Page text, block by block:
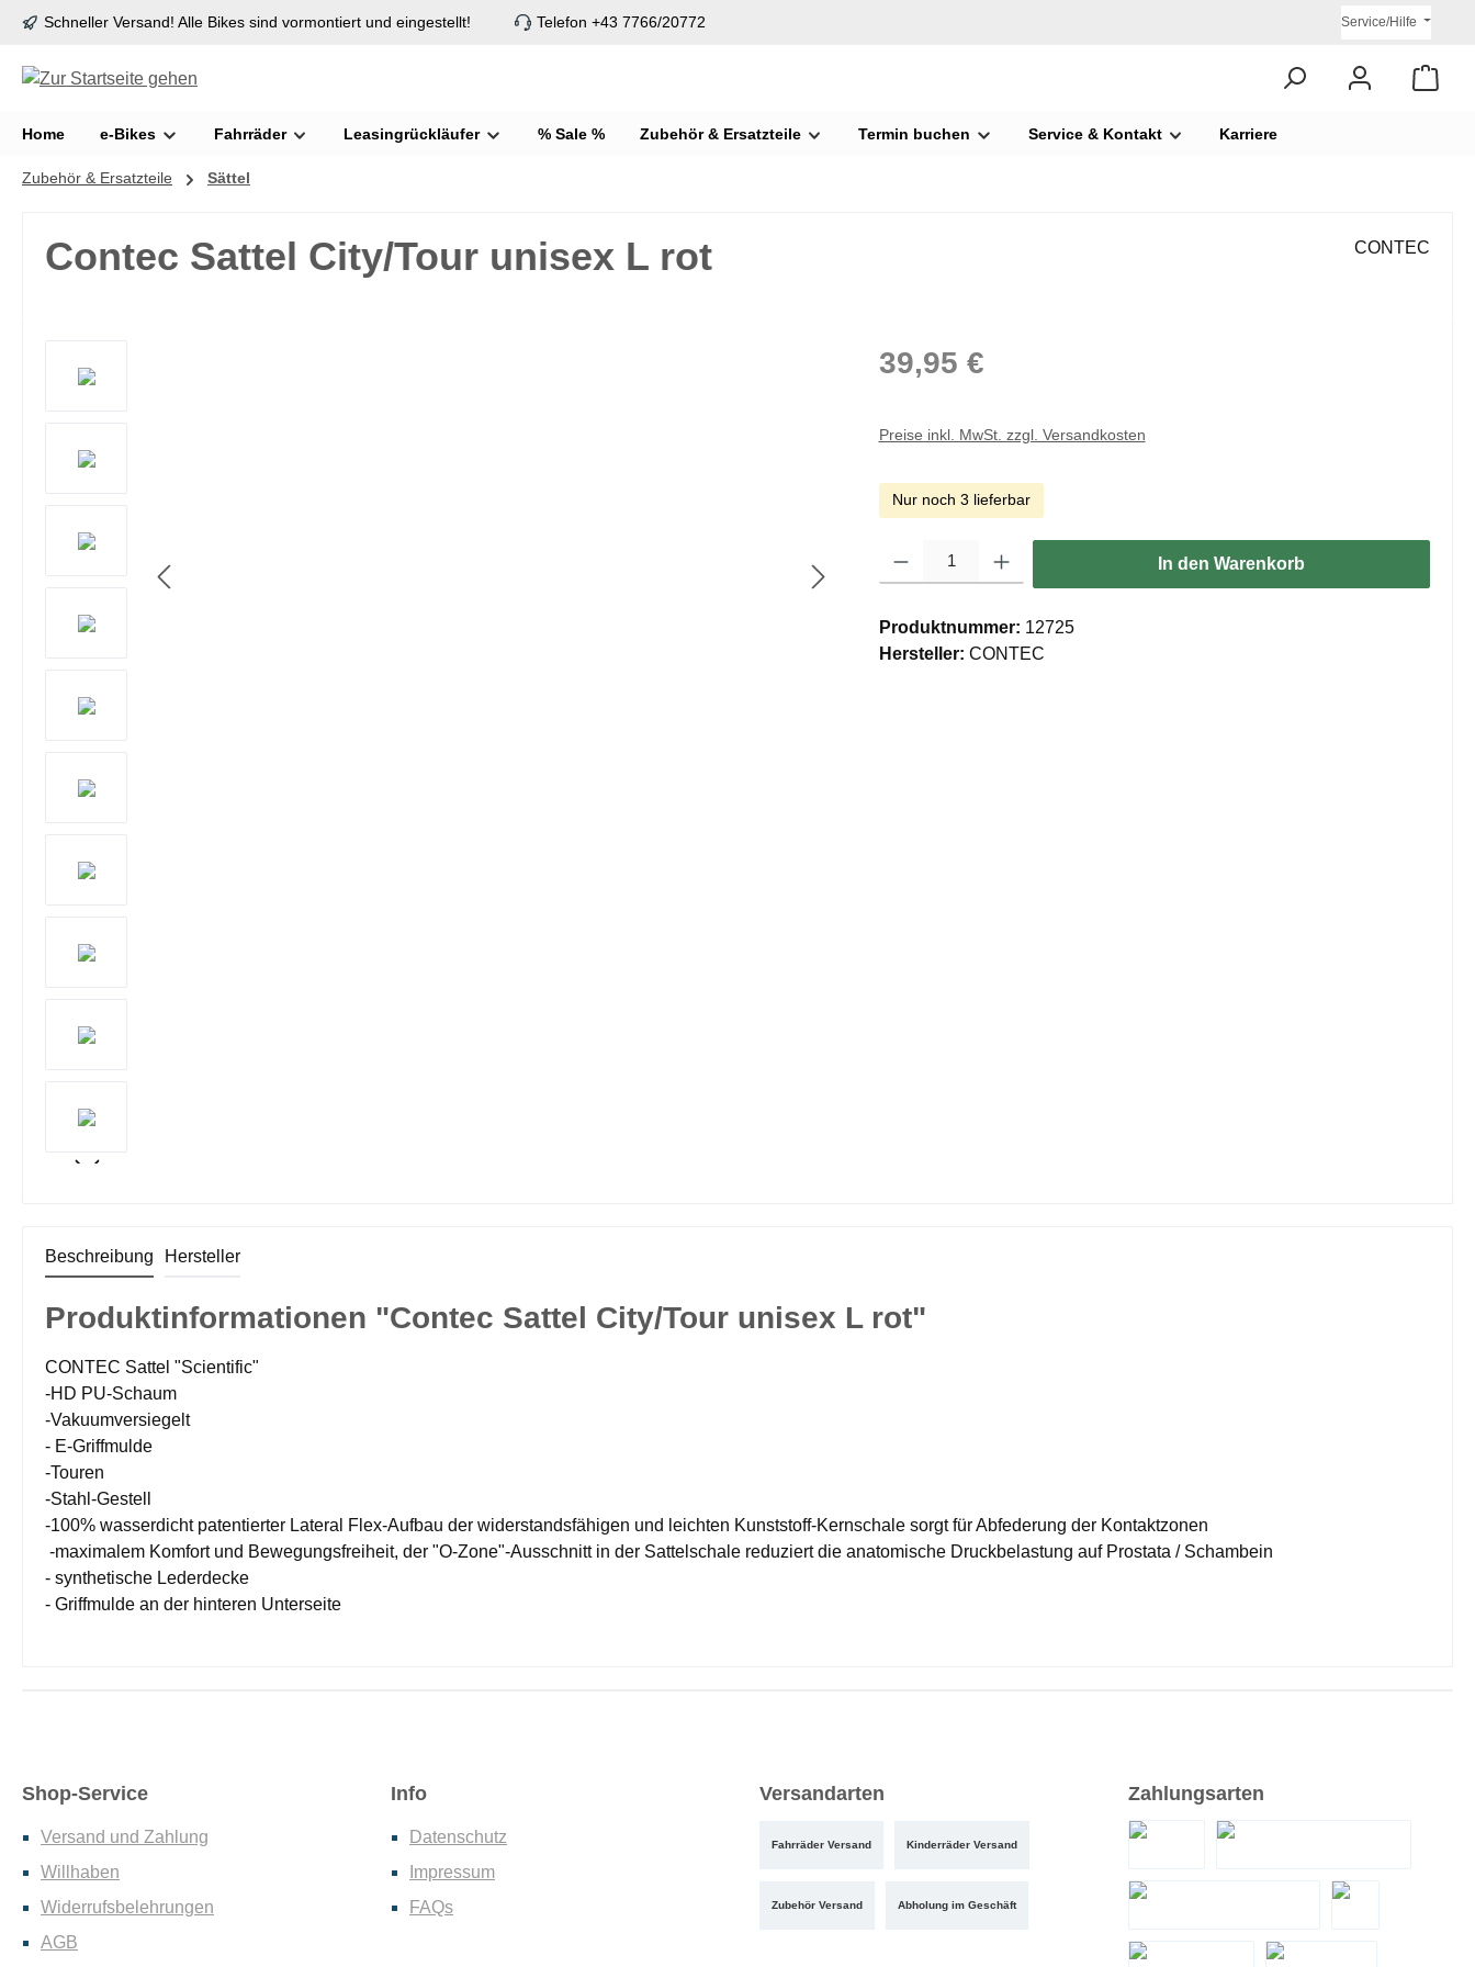
Zur Hauptnavigation springen
Schneller Versand! Alle Bikes sind vormontiert und eingestellt! Telefon +43 7766/20772 Service/Hilfe
Home e-Bikes Fahrräder Leasingrückläufer % Sale % Zubehör & Ersatzteile Termin buchen Service & Kontakt Karriere
Zubehör & Ersatzteile Sättel
Contec Sattel City/Tour unisex L rot CONTEC
39,95 €
Preise inkl. MwSt. zzgl. Versandkosten
Nur noch 3 lieferbar
In den Warenkorb
Produktnummer: 12725
Hersteller: CONTEC
Beschreibung Hersteller
Produktinformationen "Contec Sattel City/Tour unisex L rot"
CONTEC Sattel "Scientific"
-HD PU-Schaum
-Vakuumversiegelt
- E-Griffmulde
-Touren
-Stahl-Gestell
-100% wasserdicht patentierter Lateral Flex-Aufbau der widerstandsfähigen und leichten Kunststoff-Kernschale sorgt für Abfederung der Kontaktzonen
-maximalem Komfort und Bewegungsfreiheit, der "O-Zone"-Ausschnitt in der Sattelschale reduziert die anatomische Druckbelastung auf Prostata / Schambein
- synthetische Lederdecke
- Griffmulde an der hinteren Unterseite
Shop-Service
Versand und Zahlung
Willhaben
Widerrufsbelehrungen
AGB
Info
Datenschutz
Impressum
FAQs
Versandarten
Fahrräder Versand Kinderräder Versand
Zubehör Versand Abholung im Geschäft
Zahlungsarten
PayPal Santander Teilzahlung
Zahlung bei Abholung